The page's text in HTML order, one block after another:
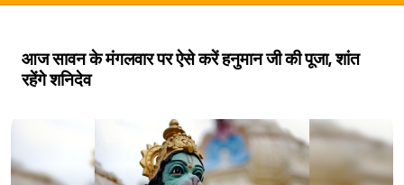
आज सावन के मंगलवार पर ऐसे करें हनुमान जी की पूजा, शांत
रहेंगे शनिदेव